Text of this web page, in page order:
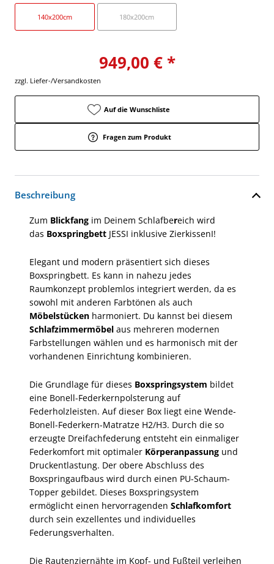
140x200cm 180x200cm
949,00 € *
zzgl. Liefer-/Versandkosten
Auf die Wunschliste
Fragen zum Produkt
Beschreibung
Zum Blickfang im Deinem Schlafbereich wird
das Boxspringbett JESSI inklusive ZierkissenI!
Elegant und modern präsentiert sich dieses
Boxspringbett. Es kann in nahezu jedes
Raumkonzept problemlos integriert werden, da es
sowohl mit anderen Farbtönen als auch
Möbelstücken harmoniert. Du kannst bei diesem
Schlafzimmermöbel aus mehreren modernen
Farbstellungen wählen und es harmonisch mit der
vorhandenen Einrichtung kombinieren.
Die Grundlage für dieses Boxspringsystem bildet
eine Bonell-Federkernpolsterung auf
Federholzleisten. Auf dieser Box liegt eine Wende-
Bonell-Federkern-Matratze H2/H3. Durch die so
erzeugte Dreifachfederung entsteht ein einmaliger
Federkomfort mit optimaler Körperanpassung und
Druckentlastung. Der obere Abschluss des
Boxspringaufbaus wird durch einen PU-Schaum-
Topper gebildet. Dieses Boxspringsystem
ermöglicht einen hervorragenden Schlafkomfort
durch sein exzellentes und individuelles
Federungsverhalten.
Die Rautenziernähte im Kopf- und Fußteil verleihen